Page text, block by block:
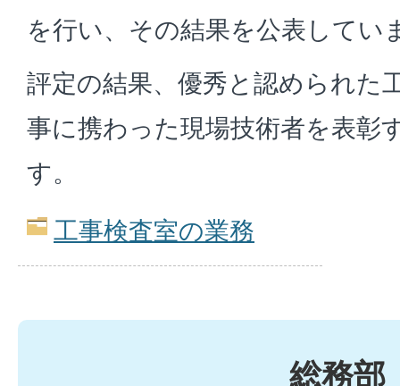
を行い、その結果を公表してい
評定の結果、優秀と認められた
事に携わった現場技術者を表彰
す。
工事検査室の業務
総務部